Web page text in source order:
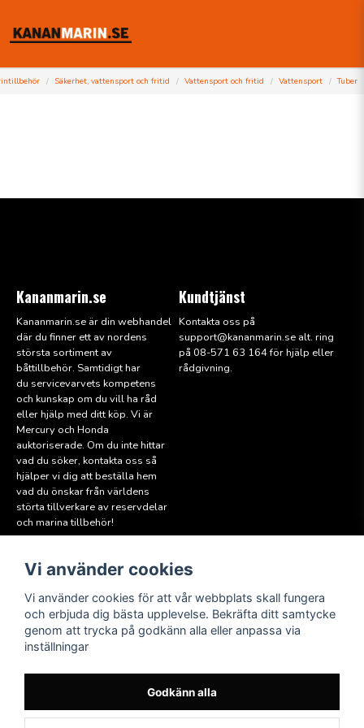
Säkerhet, vattensport och fritid Vattensport och fritid Vattensport Tuber
Kananmarin.se
Kananmarin.se är din webhandel
där du finner ett av nordens
största sortiment av
båttillbehör. Samtidigt har
du servicevarvets kompetens
och kunskap om du vill ha råd
eller hjälp med ditt köp. Vi är
Mercury och Honda
auktoriserade. Om du inte hittar
vad du söker, kontakta oss så
hjälper vi dig att beställa hem
vad du önskar från världens
störta tillverkare av reservdelar
och marina tillbehör!
Kundtjänst
Kontakta oss på
support@kananmarin.se alt. ring
på 08-571 63 164 för hjälp eller
rådgivning.
Läs mer
Köpvillkor
Hitta till oss
Miljöpolicy
Medlem i Sweboat
Följ oss
Facebook
Instagram
Vi använder cookies
Vi använder cookies för att vår webbplats skall fungera
och erbjuda dig bästa upplevelse. Bekräfta ditt samtycke
genom att trycka på godkänn alla eller anpassa via
inställningar
Godkänn alla